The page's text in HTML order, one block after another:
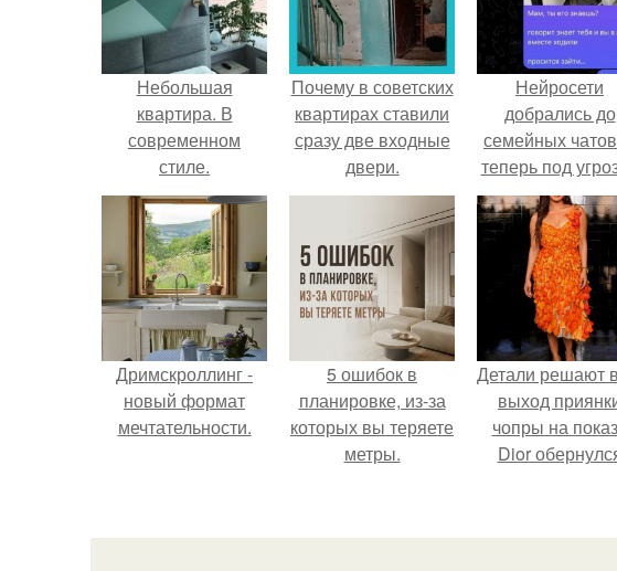
Небольшая
квартира. В
современном
стиле.
Почему в советских
квартирах ставили
сразу две входные
двери.
Нейросети
добрались до
семейных
теперь под
мамины
Дримскроллинг -
новый формат
мечтательности.
5 ошибок в
планировке, из-за
которых вы теряете
метры.
Детали решают
выход
чопры на
Dior
пошива.